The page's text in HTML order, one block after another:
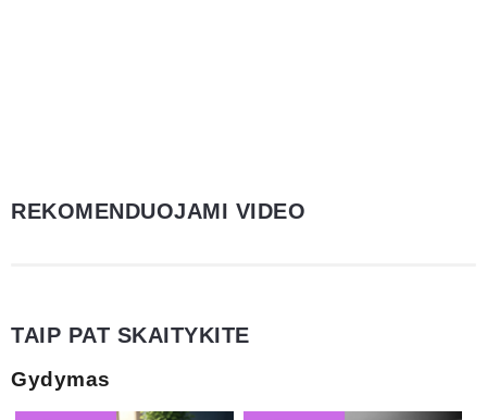
REKOMENDUOJAMI VIDEO
TAIP PAT SKAITYKITE
Gydymas